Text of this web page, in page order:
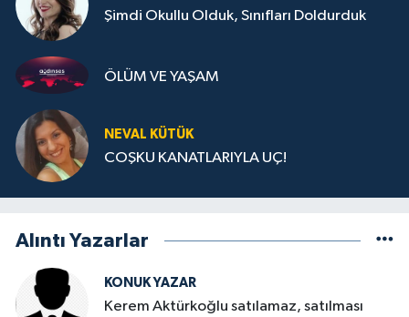
Şimdi Okullu Olduk, Sınıfları Doldurduk
ÖLÜM VE YAŞAM
NEVAL KÜTÜK
COŞKU KANATLARIYLA UÇ!
Alıntı Yazarlar
KONUK YAZAR
Kerem Aktürkoğlu satılamaz, satılması